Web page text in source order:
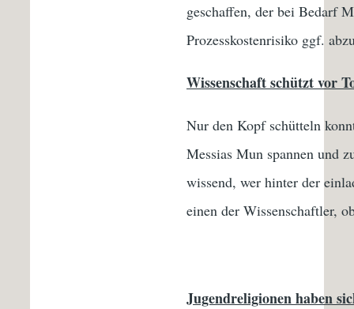
geschaffen, der bei Bedarf
Prozesskostenrisiko ggf.
Wissenschaft schützt vor
Nur den Kopf schütteln
Messias Mun spannen und
wissend, wer hinter der
einen der Wissenschaftler,
Jugendreligionen haben